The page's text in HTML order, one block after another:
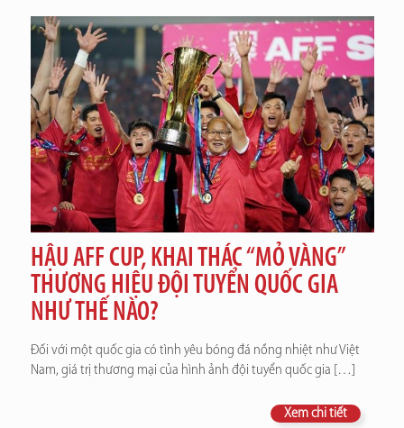
HẬU AFF CUP, KHAI THÁC “MỎ VÀNG”
THƯƠNG HIỆU ĐỘI TUYỂN QUỐC GIA
NHƯ THẾ NÀO?
Đối với một quốc gia có tình yêu bóng đá nồng nhiệt như Việt
Nam, giá trị thương mại của hình ảnh đội tuyển quốc gia […]
Xem chi tiết